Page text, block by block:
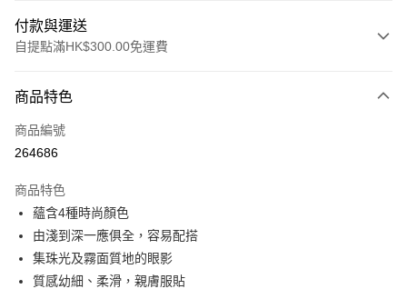
付款與運送
自提點滿HK$300.00免運費
信用卡
Apple Pay
PayMe
WeChat Pay
BoC Pay
商品特色
商品編號
264686
商品特色
蘊含4種時尚顏色
由淺到深一應俱全，容易配搭
集珠光及霧面質地的眼影
質感幼細、柔滑，親膚服貼